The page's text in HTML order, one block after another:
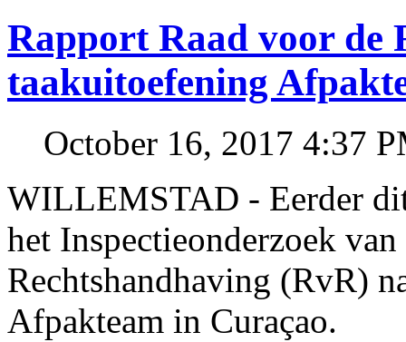
Rapport Raad voor de
taakuitoefening
October 16, 2017 4:37
WILLEMSTAD - Eerder
het Inspectieonderzoek
Rechtshandhaving (RvR)
Afpakteam in Curaçao.